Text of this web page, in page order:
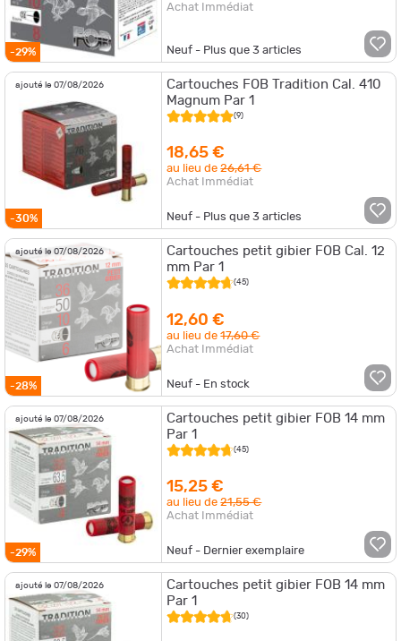
-29%
Achat Immédiat
Neuf - Plus que3 articles
ajouté le 07/08/2026
-30%
Cartouches FOB Tradition Cal. 410
Magnum Par 1
(9)
18,65 €
au lieu de26,61 €
Achat Immédiat
Neuf - Plus que3 articles
ajouté le 07/08/2026
-28%
Cartouches petit gibier FOB Cal. 12
mm Par 1
(45)
12,60 €
au lieu de17,60 €
Achat Immédiat
Neuf - En stock
ajouté le 07/08/2026
-29%
Cartouches petit gibier FOB 14 mm
Par 1
(45)
15,25 €
au lieu de21,55 €
Achat Immédiat
Neuf - Dernier exemplaire
ajouté le 07/08/2026
Cartouches petit gibier FOB 14 mm
Par 1
(30)